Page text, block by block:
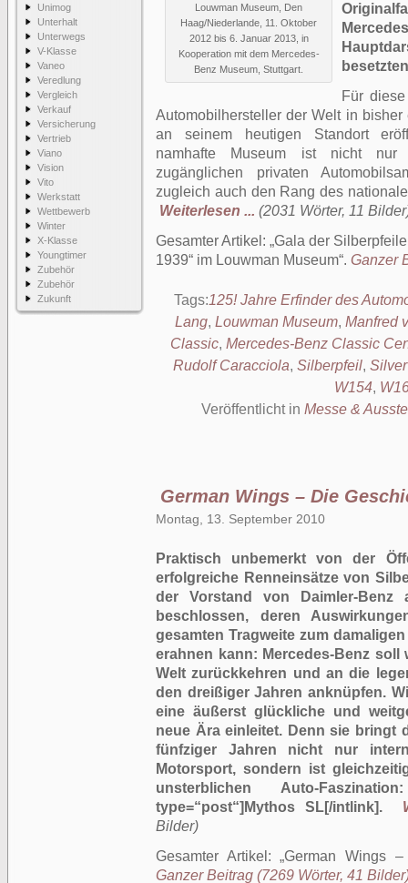
Unimog
Unterhalt
Unterwegs
V-Klasse
Vaneo
Veredlung
Vergleich
Verkauf
Versicherung
Vertrieb
Viano
Vision
Vito
Werkstatt
Wettbewerb
Winter
X-Klasse
Youngtimer
Zubehör
Zubehör
Zukunft
Louwman Museum, Den
Haag/Niederlande, 11. Oktober
2012 bis 6. Januar 2013, in
Kooperation mit dem Mercedes-
Benz Museum, Stuttgart.
Für
Automobilhersteller der Welt in
an seinem heutigen Standort
namhafte Museum ist nicht nur
zugänglichen privaten
zugleich auch den Rang des
Weiterlesen ... (2031 Wörter, 11
Gesamter Artikel: Gala der
1939“ im Louwman Museum . Ganzer
Tags:125! Jahre Erfinder des
Lang, Louwman Museum, Manfred
Classic, Mercedes-Benz Classic
Rudolf Caracciola, Silberpfeil,
W154,
Veröffentlicht in Messe &
German Wings – Die
Montag, 13. September 2010
Praktisch unbemerkt von der
erfolgreiche Renneinsätze von
der Vorstand von Daimler-
beschlossen, deren
gesamten Tragweite zum
erahnen kann: Mercedes-Benz
Welt zurückkehren und an die
den dreißiger Jahren anknüpfen.
eine äußerst glückliche und
neue Ära einleitet. Denn sie bringt
fünfziger Jahren nicht nur
Motorsport, sondern ist
unsterblichen Auto-
type=“post“]Mythos SL[/intlink].
Bilder)
Gesamter Artikel: German Wings
Ganzer Beitrag (7269 Wörter, 41